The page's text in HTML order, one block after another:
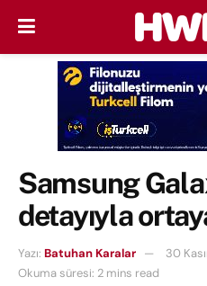
Samsung
detayıyla
Yazı: Batuhan Karalar
30
Okuma süresi: 2 mins read